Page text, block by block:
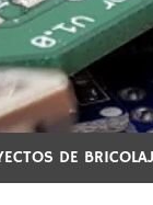
el bricolaje,
DE